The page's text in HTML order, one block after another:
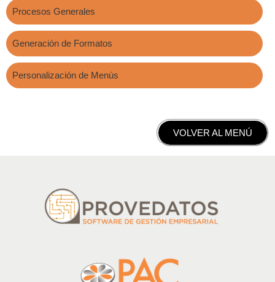
Procesos Generales
Generación de Formatos
Personalización de Menús
VOLVER AL MENÚ